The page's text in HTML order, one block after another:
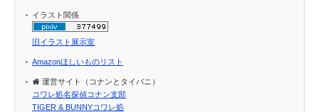
イラスト関係
旧イラスト展示室
Amazonほしいものリスト
運営サイト（コナンとタイバニ）
コワレ処名探偵コナン支部
TIGER & BUNNYコワレ処